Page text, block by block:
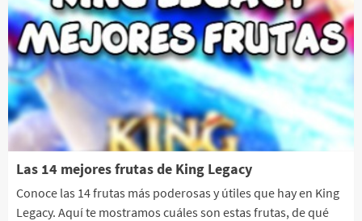
Las 14 mejores frutas de King Legacy
Conoce las 14 frutas más poderosas y útiles que hay en King
Legacy. Aquí te mostramos cuáles son estas frutas, de qué